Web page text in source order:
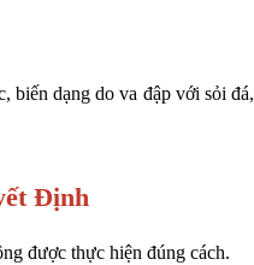
dạng do va đập với sỏi
Định
được thực hiện đúng cách.